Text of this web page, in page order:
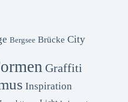
Bergsee Brücke City
Graffiti
Inspiration